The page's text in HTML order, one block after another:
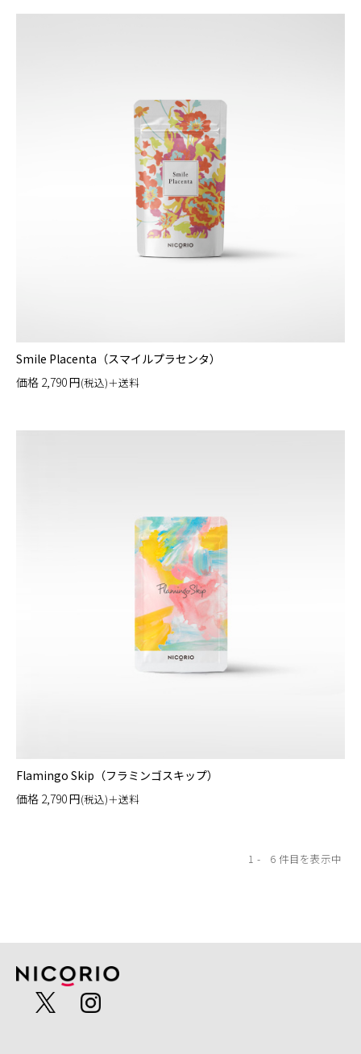
Smile Placenta（スマイルプラセンタ）
価格 2,790円(税込)＋送料
Flamingo Skip（フラミンゴスキップ）
価格 2,790円(税込)＋送料
1 6